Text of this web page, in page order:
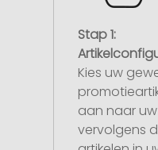
Stap 1:
Kies uw
aan naar
vervolgens